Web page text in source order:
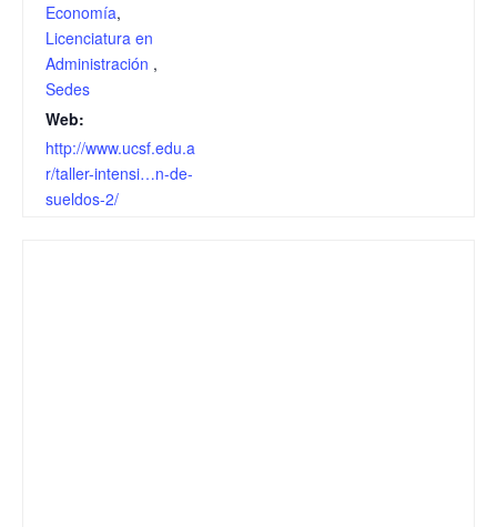
Economía,
Licenciatura en
Administración ,
Sedes
Web:
http://www.ucsf.edu.a
r/taller-intensi…n-de-
sueldos-2/ ‎